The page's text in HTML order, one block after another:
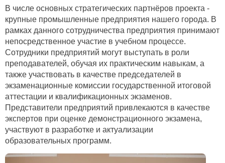
В числе основных стратегических партнёров проекта -
крупные промышленные предприятия нашего города. В
рамках данного сотрудничества предприятия принимают
непосредственное участие в учебном процессе.
Сотрудники предприятий могут выступать в роли
преподавателей, обучая их практическим навыкам, а
также участвовать в качестве председателей в
экзаменационные комиссии государственной итоговой
аттестации и квалификационных экзаменов.
Представители предприятий привлекаются в качестве
экспертов при оценке демонстрационного экзамена,
участвуют в разработке и актуализации
образовательных программ.